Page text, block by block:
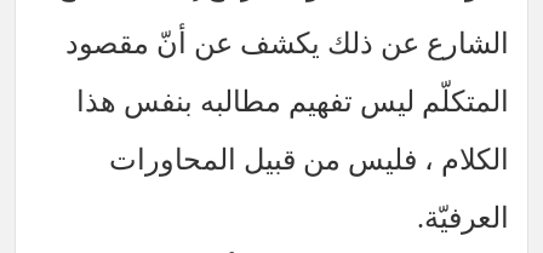
عن ذلك يكشف عن أنّ مقصود
ليس تفهيم مطالبه بنفس هذا
فليس من قبيل المحاورات